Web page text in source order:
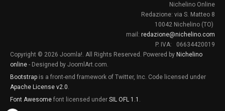
Nichelino Online
Redazione: via S. Matteo 8
10042 Nichelino (TO)
mail: redazione@nichelino.com
P. IVA: 06634420019
Copyright © 2026 Joomla!. All Rights Reserved. Powered by Nichelino
online - Designed by JoomlArt.com.
Bootstrap is a front-end framework of Twitter, Inc. Code licensed under
Apache License v2.0.
Font Awesome font licensed under SIL OFL 1.1 .